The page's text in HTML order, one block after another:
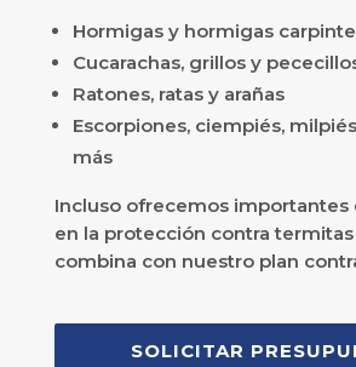
Hormigas y hormigas
Cucarachas, grillos y
Ratones, ratas y arañas
Escorpiones, ciempiés,
más
Incluso ofrecemos importantes
en la protección contra
combina con nuestro plan
SOLICITAR